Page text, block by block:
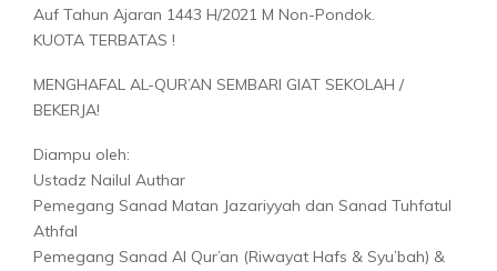
Auf Tahun Ajaran 1443 H/2021 M Non-Pondok.
KUOTA TERBATAS !
MENGHAFAL AL-QUR’AN SEMBARI GIAT SEKOLAH /
BEKERJA!
Diampu oleh:
Ustadz Nailul Authar
Pemegang Sanad Matan Jazariyyah dan Sanad Tuhfatul
Athfal
Pemegang Sanad Al Qur’an (Riwayat Hafs & Syu’bah) &